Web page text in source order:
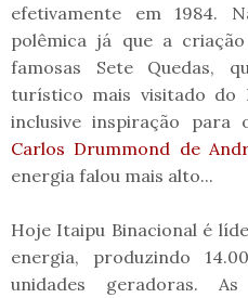
efetivamente em 1984.
polêmica já que a
famosas Sete Quedas,
turístico mais visitado do
inclusive inspiração para
Carlos Drummond de
energia falou mais alto...
Hoje Itaipu Binacional é
energia, produzindo
unidades geradoras.